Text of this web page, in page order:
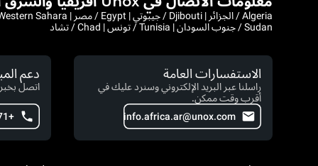
Sudan / جنوب السودان | Tunisia / تونس | Chad / تشاد
الاستفسارات العامة
راسلنا عبر البريد الإلكتروني وسنرد عليك في
أقرب وقت ممكن.
info.africa.ar@unox.com
دعم
اتصل
+971 4 554 2146